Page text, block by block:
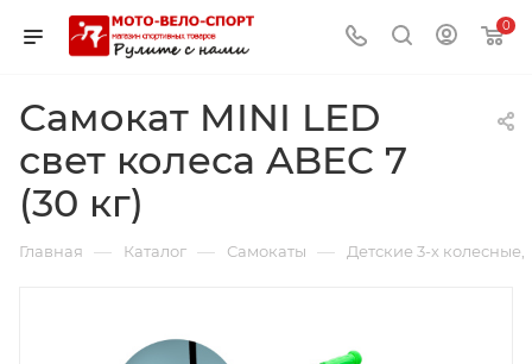
0
Самокат MINI LED
свет колеса ABEC 7
(30 кг)
Главная — Каталог — Самокаты — Детские 3-х колесные,